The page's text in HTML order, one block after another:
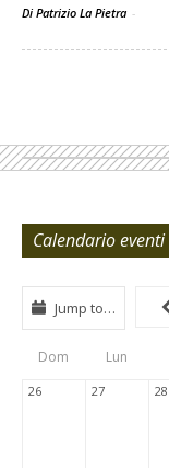
Di Patrizio La Pietra -
Calendario eventi
View
Type
Tabs
Jump to…
Dom Lun
26 27 28